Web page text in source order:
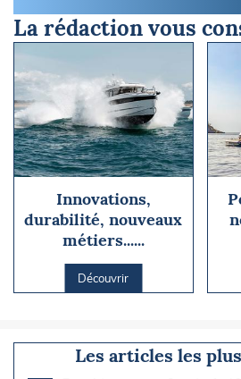
La rédaction vous
Innovations,
durabilité, nouveaux
métiers......
Découvrir
Les articles les